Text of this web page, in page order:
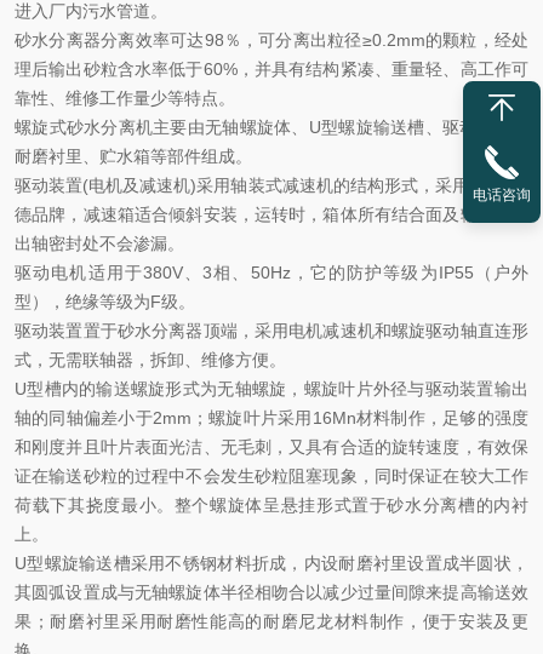
进入厂内污水管道。
砂水分离器分离效率可达98％，可分离出粒径≥0.2mm的颗粒，经处
理后输出砂粒含水率低于60%，并具有结构紧凑、重量轻、高工作可
靠性、维修工作量少等特点。
螺旋式砂水分离机主要由无轴螺旋体、 U型螺旋输送槽、驱动装置、
耐磨衬里、贮水箱等部件组成。
驱动装置(电机及减速机)采用轴装式减速机的结构形式，采用SEW/诺
德品牌，减速箱适合倾斜安装，运转时，箱体所有结合面及输入和输
出轴密封处不会渗漏。
驱动电机适用于380V、3相、50Hz，它的防护等级为IP55（户外
型），绝缘等级为F级。
驱动装置置于砂水分离器顶端，采用电机减速机和螺旋驱动轴直连形
式，无需联轴器，拆卸、维修方便。
U型槽内的输送螺旋形式为无轴螺旋，螺旋叶片外径与驱动装置输出
轴的同轴偏差小于2mm；螺旋叶片采用16Mn材料制作，足够的强度
和刚度并且叶片表面光洁、无毛刺，又具有合适的旋转速度，有效保
证在输送砂粒的过程中不会发生砂粒阻塞现象，同时保证在较大工作
荷载下其挠度最小。整个螺旋体呈悬挂形式置于砂水分离槽的内衬
上。
U型螺旋输送槽采用不锈钢材料折成，内设耐磨衬里设置成半圆状，
其圆弧设置成与无轴螺旋体半径相吻合以减少过量间隙来提高输送效
果；耐磨衬里采用耐磨性能高的耐磨尼龙材料制作，便于安装及更
电话咨询